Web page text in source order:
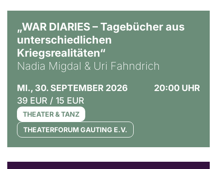
„WAR DIARIES – Tagebücher aus
unterschiedlichen
Kriegsrealitäten“
Nadia Migdal & Uri Fahndrich
MI., 30. SEPTEMBER 2026
20:00 UHR
39 EUR / 15 EUR
THEATER & TANZ
THEATERFORUM GAUTING E.V.